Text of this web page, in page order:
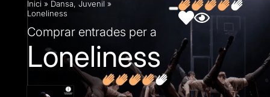
Inici » Dansa, Juvenil »
Loneliness
Comprar entrades per a
Loneliness